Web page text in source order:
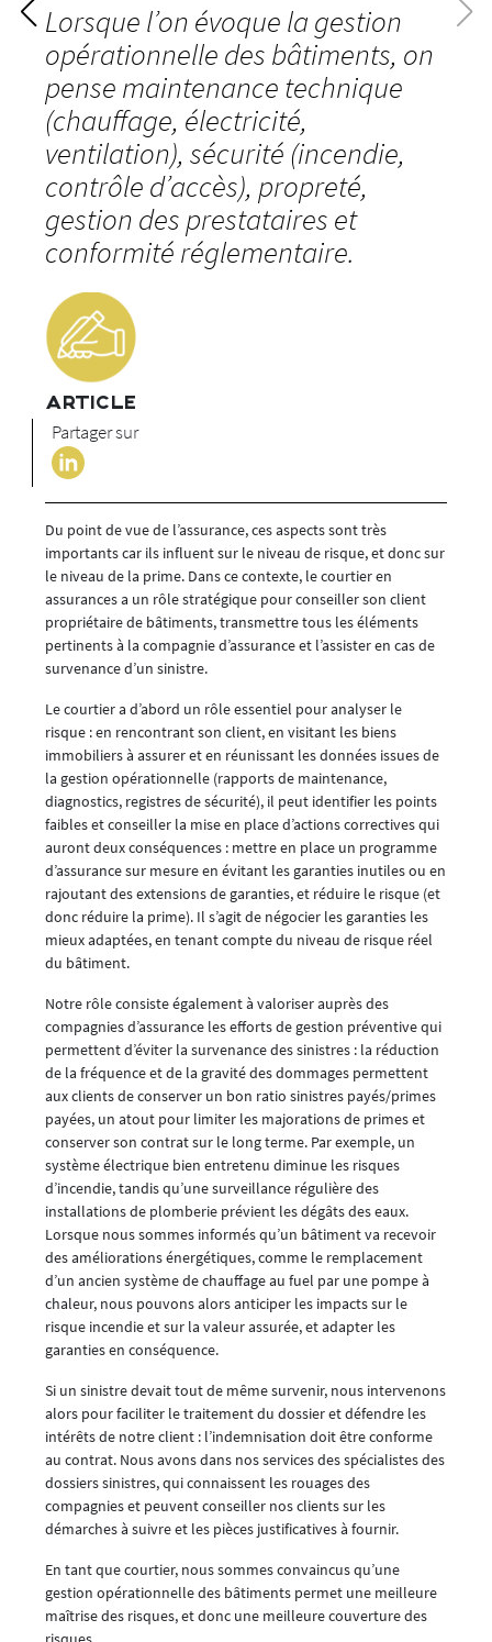
Lorsque l’on évoque la gestion
opérationnelle des bâtiments, on
pense maintenance technique
(chauffage, électricité,
ventilation), sécurité (incendie,
contrôle d’accès), propreté,
gestion des prestataires et
conformité réglementaire.
ARTICLE
Partager sur
Du point de vue de l’assurance, ces aspects sont très
importants car ils influent sur le niveau de risque, et donc sur
le niveau de la prime. Dans ce contexte, le courtier en
assurances a un rôle stratégique pour conseiller son client
propriétaire de bâtiments, transmettre tous les éléments
pertinents à la compagnie d’assurance et l’assister en cas de
survenance d’un sinistre.
Le courtier a d’abord un rôle essentiel pour analyser le
risque : en rencontrant son client, en visitant les biens
immobiliers à assurer et en réunissant les données issues de
la gestion opérationnelle (rapports de maintenance,
diagnostics, registres de sécurité), il peut identifier les points
faibles et conseiller la mise en place d’actions correctives qui
auront deux conséquences : mettre en place un programme
d’assurance sur mesure en évitant les garanties inutiles ou en
rajoutant des extensions de garanties, et réduire le risque (et
donc réduire la prime). Il s’agit de négocier les garanties les
mieux adaptées, en tenant compte du niveau de risque réel
du bâtiment.
Notre rôle consiste également à valoriser auprès des
compagnies d’assurance les efforts de gestion préventive qui
permettent d’éviter la survenance des sinistres : la réduction
de la fréquence et de la gravité des dommages permettent
aux clients de conserver un bon ratio sinistres payés/primes
payées, un atout pour limiter les majorations de primes et
conserver son contrat sur le long terme. Par exemple, un
système électrique bien entretenu diminue les risques
d’incendie, tandis qu’une surveillance régulière des
installations de plomberie prévient les dégâts des eaux.
Lorsque nous sommes informés qu’un bâtiment va recevoir
des améliorations énergétiques, comme le remplacement
d’un ancien système de chauffage au fuel par une pompe à
chaleur, nous pouvons alors anticiper les impacts sur le
risque incendie et sur la valeur assurée, et adapter les
garanties en conséquence.
Si un sinistre devait tout de même survenir, nous intervenons
alors pour faciliter le traitement du dossier et défendre les
intérêts de notre client : l’indemnisation doit être conforme
au contrat. Nous avons dans nos services des spécialistes des
dossiers sinistres, qui connaissent les rouages des
compagnies et peuvent conseiller nos clients sur les
démarches à suivre et les pièces justificatives à fournir.
En tant que courtier, nous sommes convaincus qu’une
gestion opérationnelle des bâtiments permet une meilleure
maîtrise des risques, et donc une meilleure couverture des